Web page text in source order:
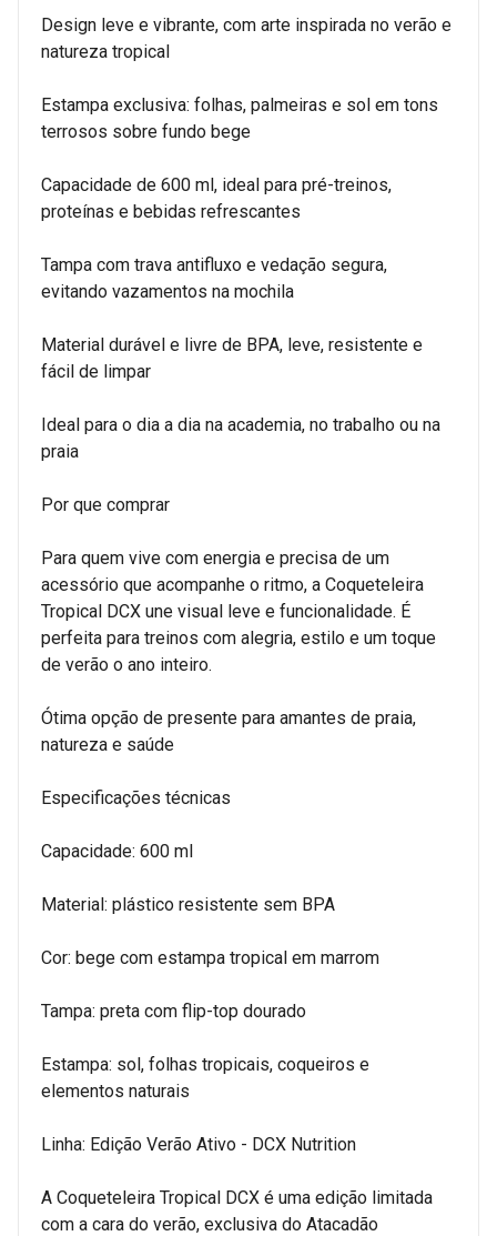
Design leve e vibrante, com arte inspirada no verão e
natureza tropical
Estampa exclusiva: folhas, palmeiras e sol em tons
terrosos sobre fundo bege
Capacidade de 600 ml, ideal para pré-treinos,
proteínas e bebidas refrescantes
Tampa com trava antifluxo e vedação segura,
evitando vazamentos na mochila
Material durável e livre de BPA, leve, resistente e
fácil de limpar
Ideal para o dia a dia na academia, no trabalho ou na
praia
Por que comprar
Para quem vive com energia e precisa de um
acessório que acompanhe o ritmo, a Coqueteleira
Tropical DCX une visual leve e funcionalidade. É
perfeita para treinos com alegria, estilo e um toque
de verão o ano inteiro.
Ótima opção de presente para amantes de praia,
natureza e saúde
Especificações técnicas
Capacidade: 600 ml
Material: plástico resistente sem BPA
Cor: bege com estampa tropical em marrom
Tampa: preta com flip-top dourado
Estampa: sol, folhas tropicais, coqueiros e
elementos naturais
Linha: Edição Verão Ativo - DCX Nutrition
A Coqueteleira Tropical DCX é uma edição limitada
com a cara do verão, exclusiva do Atacadão